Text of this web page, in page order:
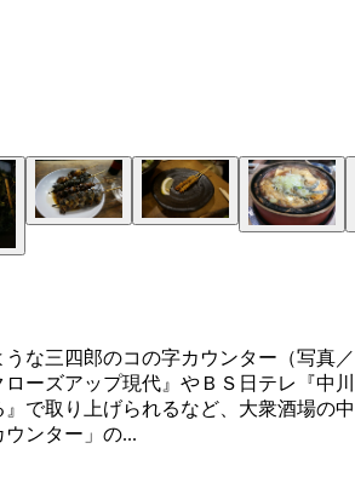
の舳先のような三四郎のコの字カウン
３０分から１８時まで（土曜） 日曜、
うちゃん』東京都新宿区若宮町１
“ひととおり”。「からくり」「きも」
んの「皮」
な三四郎のコの字カウンター（写真／
ーズアップ現代』やＢＳ日テレ『中川
で取り上げられるなど、大衆酒場の中
ンター」の...